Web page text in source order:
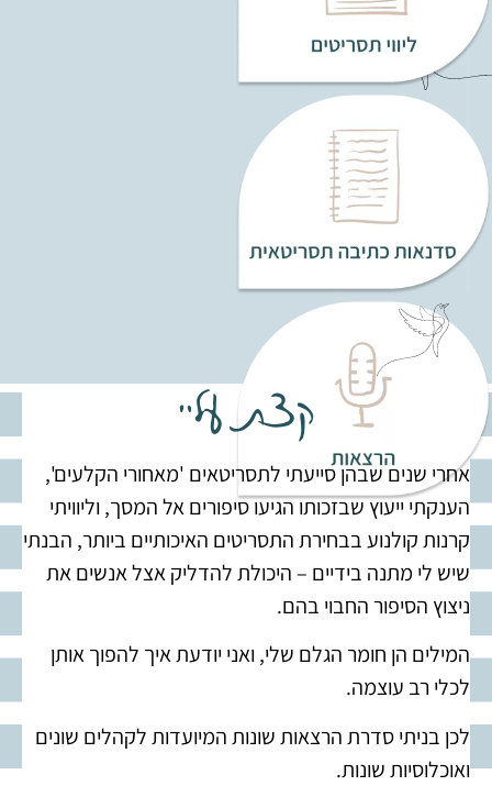
קצת עליי
אחרי שנים שבהן סייעתי לתסריטאים 'מאחורי הקלעים',
הענקתי ייעוץ שבזכותו הגיעו סיפורים אל המסך, וליוויתי
קרנות קולנוע בבחירת התסריטים האיכותיים ביותר, הבנתי
שיש לי מתנה בידיים – היכולת להדליק אצל אנשים את
ניצוץ הסיפור החבוי בהם.
המילים הן חומר הגלם שלי, ואני יודעת איך להפוך אותן
לכלי רב עוצמה.
לכן בניתי סדרת הרצאות שונות המיועדות לקהלים שונים
ואוכלוסיות שונות.